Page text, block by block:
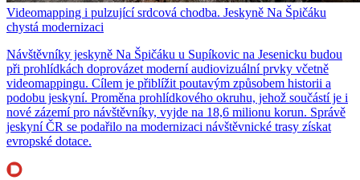
Videomapping i pulzující srdcová chodba. Jeskyně Na Špičáku
chystá modernizaci
Návštěvníky jeskyně Na Špičáku u Supíkovic na Jesenicku budou
při prohlídkách doprovázet moderní audiovizuální prvky včetně
videomappingu. Cílem je přiblížit poutavým způsobem historii a
podobu jeskyní. Proměna prohlídkového okruhu, jehož součástí je i
nové zázemí pro návštěvníky, vyjde na 18,6 milionu korun. Správě
jeskyní ČR se podařilo na modernizaci návštěvnické trasy získat
evropské dotace.